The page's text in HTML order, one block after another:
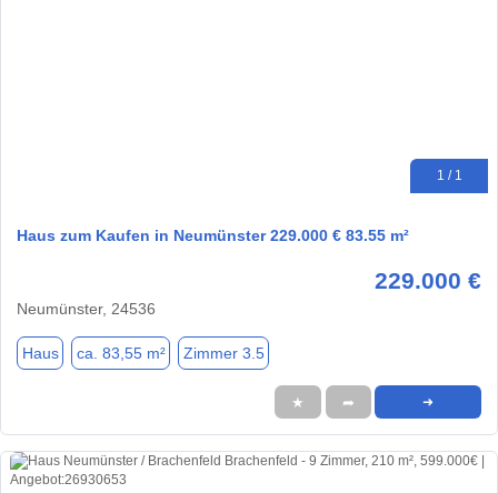
1 / 1
Haus zum Kaufen in Neumünster 229.000 € 83.55 m²
229.000 €
Neumünster, 24536
Haus ca. 83,55 m² Zimmer 3.5
★ ➦ ➜